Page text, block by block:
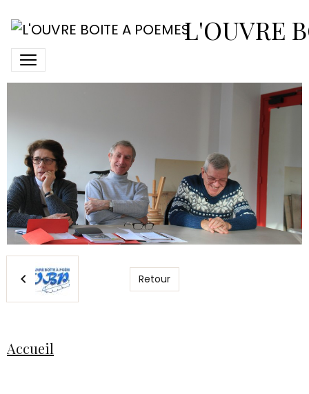
L'OUVRE
Coin_poetes_jan20160005
Retour
Accueil